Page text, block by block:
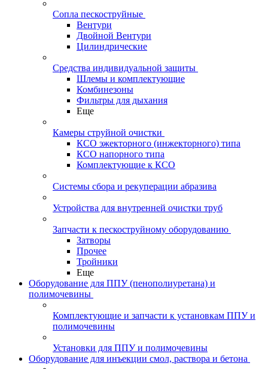
Сопла пескоструйные
Вентури
Двойной Вентури
Цилиндрические
Средства индивидуальной защиты
Шлемы и комплектующие
Комбинезоны
Фильтры для дыхания
Еще
Камеры струйной очистки
КСО эжекторного (инжекторного) типа
КСО напорного типа
Комплектующие к КСО
Системы сбора и рекуперации абразива
Устройства для внутренней очистки труб
Запчасти к пескоструйному оборудованию
Затворы
Прочее
Тройники
Еще
Оборудование для ППУ (пенополиуретана) и
полимочевины
Комплектующие и запчасти к установкам ППУ и
полимочевины
Установки для ППУ и полимочевины
Оборудование для инъекции смол, раствора и бетона